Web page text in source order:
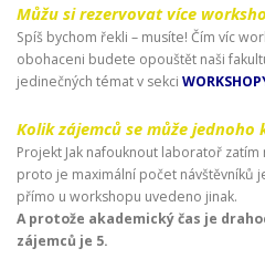
Můžu si rezervovat více
Spíš bychom řekli – musíte! Čím víc
obohaceni budete opouštět naši
jedinečných témat v sekci
Kolik zájemců se může jednoho
Projekt Jak nafouknout laboratoř
proto je maximální počet návštěvníků
přímo u workshopu uvedeno jinak.
A protože akademický čas je
zájemců je 5.